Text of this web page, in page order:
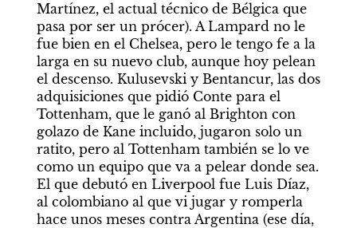
Martínez, el actual técnico de Bélgica que
pasa por ser un prócer). A Lampard no le
fue bien en el Chelsea, pero le tengo fe a la
larga en su nuevo club, aunque hoy pelean
el descenso. Kulusevski y Bentancur, las dos
adquisiciones que pidió Conte para el
Tottenham, que le ganó al Brighton con
golazo de Kane incluido, jugaron solo un
ratito, pero al Tottenham también se lo ve
como un equipo que va a pelear donde sea.
El que debutó en Liverpool fue Luis Díaz,
al colombiano al que vi jugar y romperla
hace unos meses contra Argentina (ese día,